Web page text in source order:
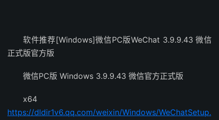
软件推荐[Windows]微信PC版WeChat 3.9.9.43 微信
正式版官方版
微信PC版 Windows 3.9.9.43 微信官方正式版
x64
https://dldir1v6.qq.com/weixin/Windows/WeChatSetup.